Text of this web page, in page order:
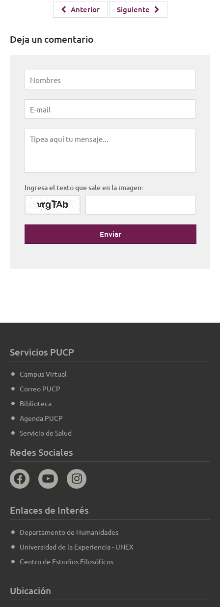
Anterior Siguiente
Deja un comentario
Ingresa el texto que sale en la imagen:
Enviar
Servicios PUCP
Campus Virtual
Correo PUCP
Biblioteca
Agenda PUCP
Servicio de Salud
Redes Sociales
Enlaces de Interés
Departamento de Humanidades
Universidad de la Experiencia - UNEX
Centro de Estudios Filosóficos
Ubicación